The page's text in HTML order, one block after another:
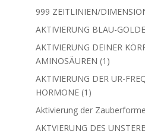
Produkte
999 ZEITLINIEN/
AKTIVIERUNG BLAU-
AKTIVIERUNG DEINER
AMINOSÄUREN 1 1
Produkt
AKTIVIERUNG DER UR-
HORMONE 1 1
Produkt
Aktivierung der
AKTVIERUNG DES